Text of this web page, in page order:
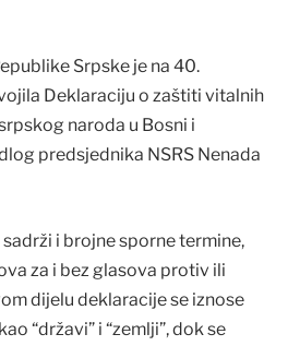
Srpske je na 40.
Deklaraciju o zaštiti vitalnih
naroda u Bosni i
predsjednika NSRS Nenada
i brojne sporne termine,
za i bez glasova protiv ili
dijelu deklaracije se iznose
“državi” i “zemlji”, dok se